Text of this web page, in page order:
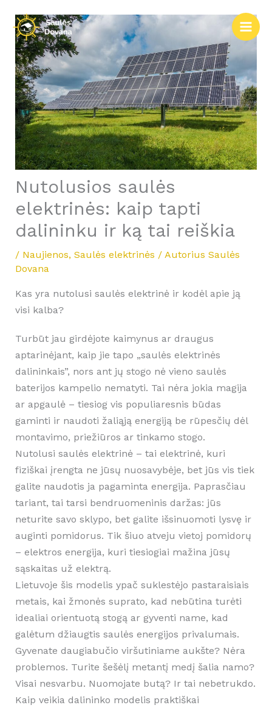
prie
turinio
Nutolusios saulės
elektrinės: kaip tapti
dalininku ir ką tai reiškia
/ Naujienos, Saulės elektrinės / Autorius Saulės
Dovana
Kas yra nutolusi saulės elektrinė ir kodėl apie ją
visi kalba?
Turbūt jau girdėjote kaimynus ar draugus
aptarinėjant, kaip jie tapo „saulės elektrinės
dalininkais”, nors ant jų stogo nė vieno saulės
baterijos kampelio nematyti. Tai nėra jokia magija
ar apgaulė – tiesiog vis populiaresnis būdas
gaminti ir naudoti žaliąją energiją be rūpesčių dėl
montavimo, priežiūros ar tinkamo stogo.
Nutolusi saulės elektrinė – tai elektrinė, kuri
fiziškai įrengta ne jūsų nuosavybėje, bet jūs vis tiek
galite naudotis ja pagaminta energija. Paprasčiau
tariant, tai tarsi bendruomeninis daržas: jūs
neturite savo sklypo, bet galite išsinuomoti lysvę ir
auginti pomidorus. Tik šiuo atveju vietoj pomidorų
– elektros energija, kuri tiesiogiai mažina jūsų
sąskaitas už elektrą.
Lietuvoje šis modelis ypač suklestėjo pastaraisiais
metais, kai žmonės suprato, kad nebūtina turėti
idealiai orientuotą stogą ar gyventi name, kad
galėtum džiaugtis saulės energijos privalumais.
Gyvenate daugiabučio viršutiniame aukšte? Nėra
problemos. Turite šešėlį metantį medį šalia namo?
Visai nesvarbu. Nuomojate butą? Ir tai nebetrukdo.
Kaip veikia dalininko modelis praktiškai